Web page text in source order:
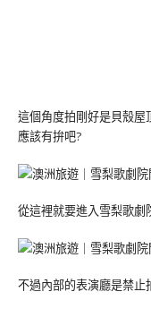
這個角度拍剛好是貝殼屋
應該有拚吧?
從這裡就要進入雪梨歌劇
不過內部的表演廳是禁止